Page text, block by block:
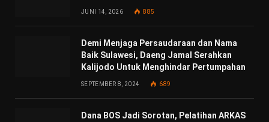
JUNI 14, 2026 885
Demi Menjaga Persaudaraan dan Nama
Baik Sulawesi, Daeng Jamal Serahkan
Kalijodo Untuk Menghindar Pertumpahan
SEPTEMBER 8, 2024 689
Dana BOS Jadi Sorotan, Pelatihan ARKAS